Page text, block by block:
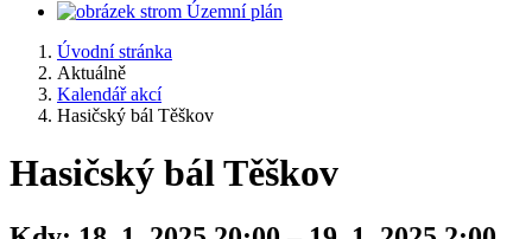
Územní plán
Úvodní stránka
Aktuálně
Kalendář akcí
Hasičský bál Těškov
Hasičský bál Těškov